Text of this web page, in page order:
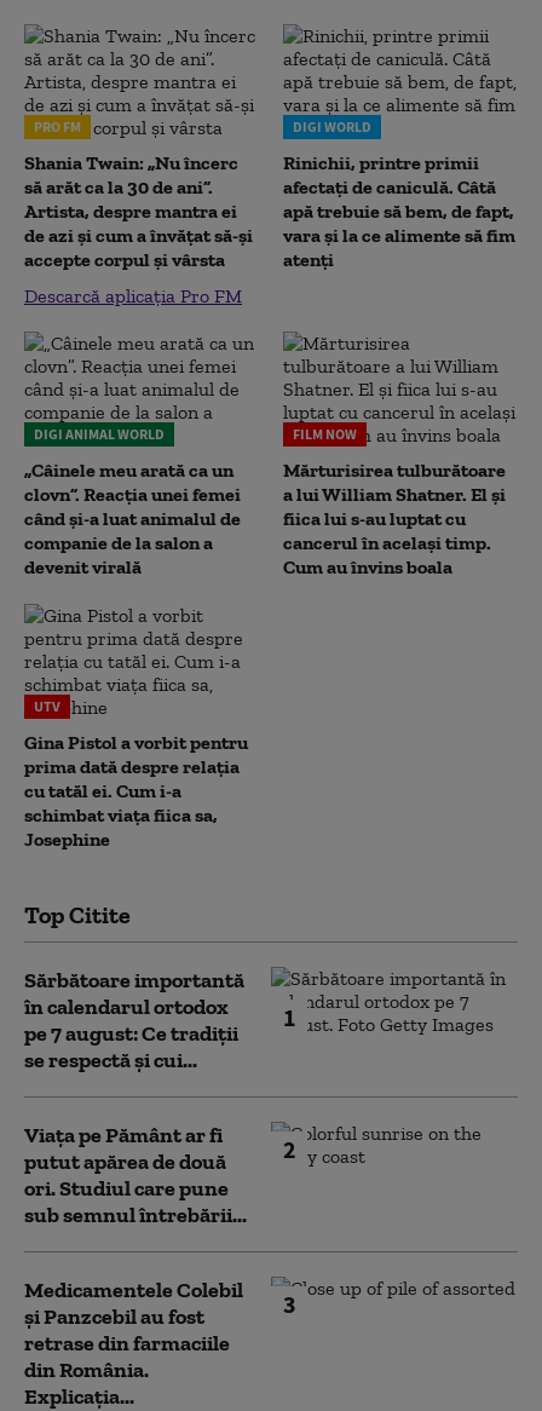
PRO FM
Shania Twain: „Nu încerc
să arăt ca la 30 de ani”.
Artista, despre mantra ei
de azi și cum a învățat să-și
accepte corpul și vârsta
Descarcă aplicația Pro FM
DIGI WORLD
Rinichii, printre primii
afectați de caniculă. Câtă
apă trebuie să bem, de fapt,
vara și la ce alimente să fim
atenți
DIGI ANIMAL WORLD
„Câinele meu arată ca un
clovn”. Reacția unei femei
când și-a luat animalul de
companie de la salon a
devenit virală
FILM NOW
Mărturisirea tulburătoare
a lui William Shatner. El și
fiica lui s-au luptat cu
cancerul în același timp.
Cum au învins boala
UTV
Gina Pistol a vorbit pentru
prima dată despre relația
cu tatăl ei. Cum i-a
schimbat viața fiica sa,
Josephine
Top Citite
1
Sărbătoare importantă
în calendarul ortodox
pe 7 august: Ce tradiții
se respectă și cui...
2
Viața pe Pământ ar fi
putut apărea de două
ori. Studiul care pune
sub semnul întrebării...
3
Medicamentele Colebil
și Panzcebil au fost
retrase din farmaciile
din România.
Explicația...